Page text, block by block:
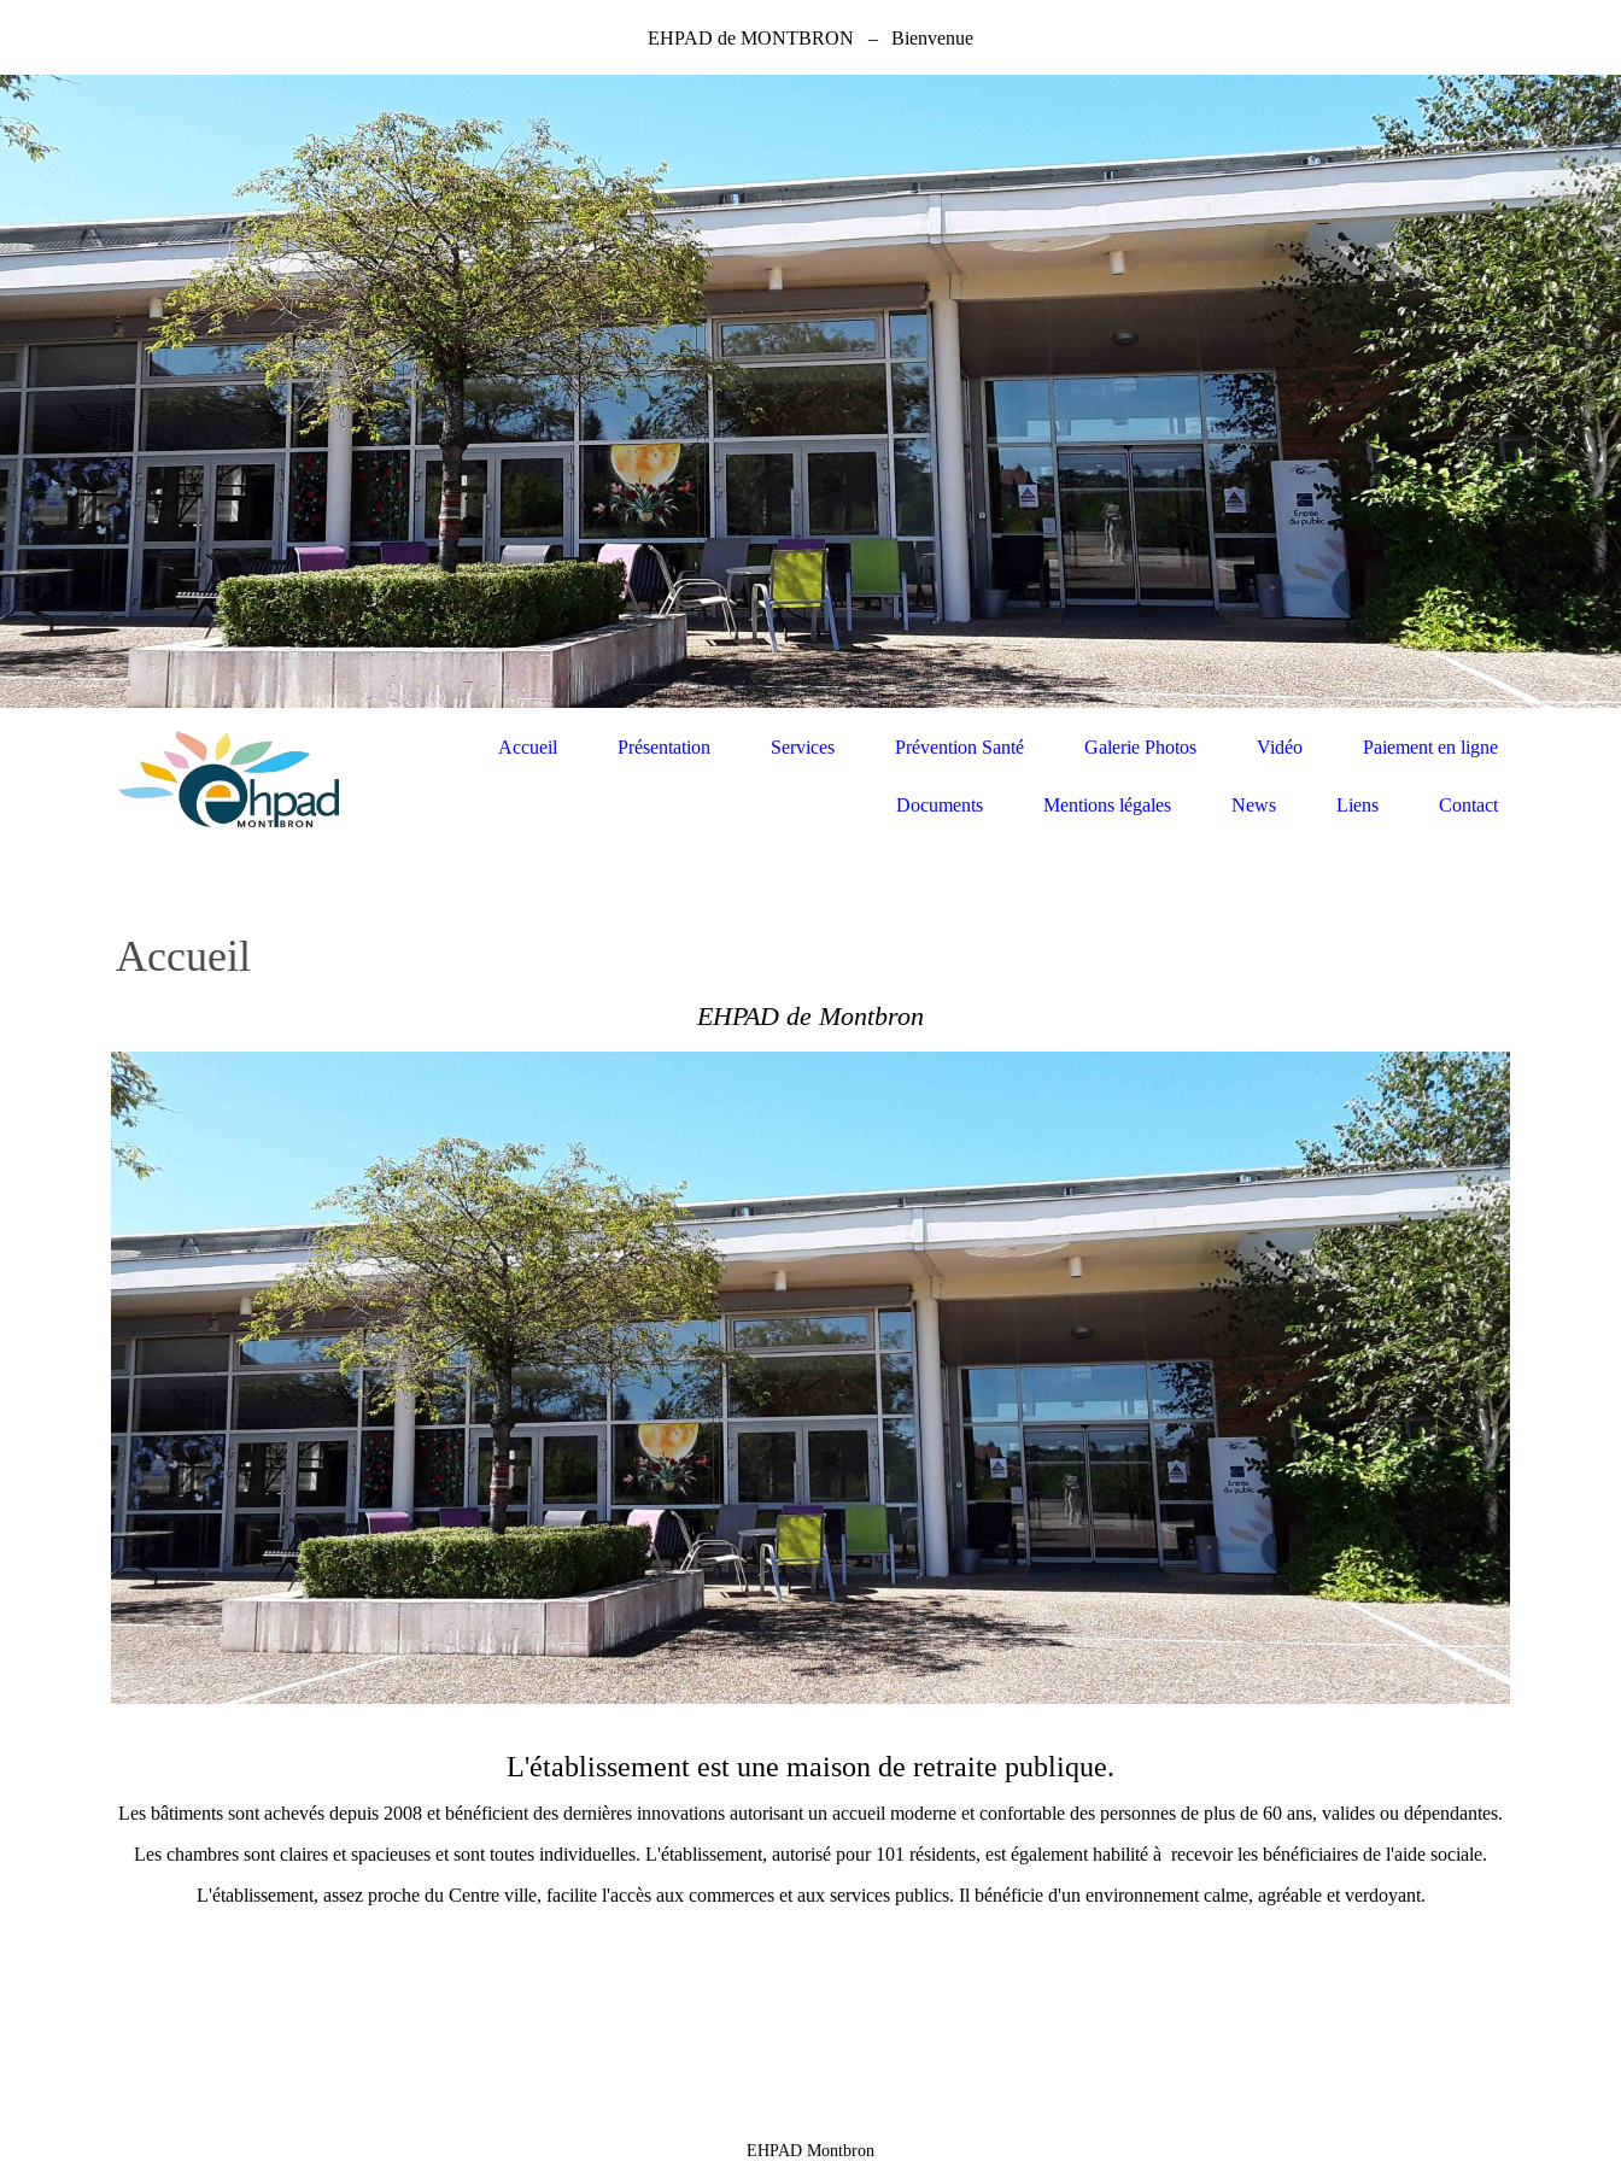
EHPAD de MONTBRON – Bienvenue
Accueil Présentation Services Prévention Santé Galerie Photos Vidéo Paiement en ligne
Documents Mentions légales News Liens Contact
Accueil
EHPAD de Montbron
L'établissement est une maison de retraite publique.
Les bâtiments sont achevés depuis 2008 et bénéficient des dernières innovations autorisant un accueil moderne et confortable des personnes de plus de 60 ans, valides ou dépendantes.
Les chambres sont claires et spacieuses et sont toutes individuelles. L'établissement, autorisé pour 101 résidents, est également habilité à recevoir les bénéficiaires de l'aide sociale.
L'établissement, assez proche du Centre ville, facilite l'accès aux commerces et aux services publics. Il bénéficie d'un environnement calme, agréable et verdoyant.
EHPAD Montbron